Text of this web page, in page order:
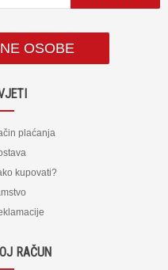
OSOBE
plaćanja
kupovati?
RAČUN